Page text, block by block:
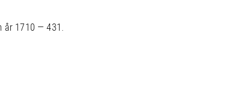
år 1710 — 431.